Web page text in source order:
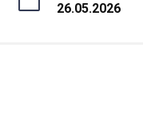
26.05.2026